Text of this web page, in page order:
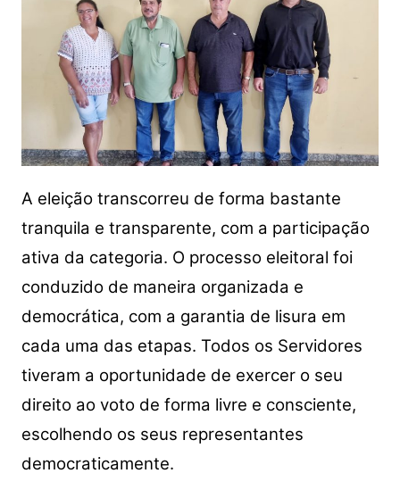
A eleição transcorreu de forma bastante
tranquila e transparente, com a participação
ativa da categoria. O processo eleitoral foi
conduzido de maneira organizada e
democrática, com a garantia de lisura em
cada uma das etapas. Todos os Servidores
tiveram a oportunidade de exercer o seu
direito ao voto de forma livre e consciente,
escolhendo os seus representantes
democraticamente.